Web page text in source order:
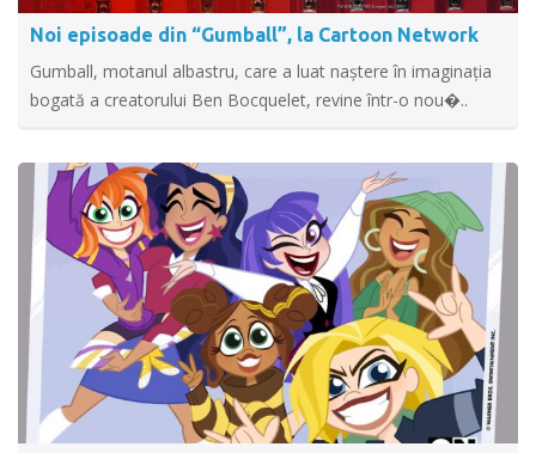
Noi episoade din “Gumball”, la Cartoon Network
Gumball, motanul albastru, care a luat naștere în imaginația
bogată a creatorului Ben Bocquelet, revine într-o nou�..